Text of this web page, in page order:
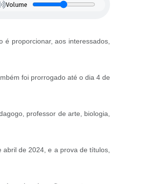
Volume
proporcionar, aos interessados,
foi prorrogado até o dia 4 de
professor de arte, biologia,
de 2024, e a prova de títulos,